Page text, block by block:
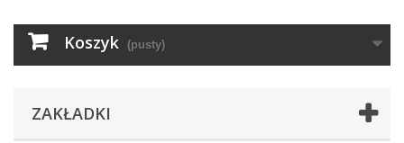
Koszyk (pusty)
ZAKŁADKI